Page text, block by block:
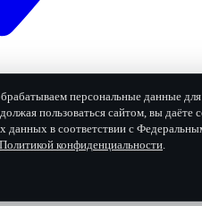
и расчёт
персональные данные для
пользоваться сайтом, вы даёте
данных в соответствии с
Политикой конфиденциальности